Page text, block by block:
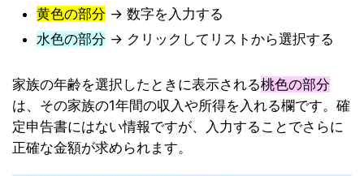
黄色の部分 → 数字を入力する
水色の部分 → クリックしてリストから選択する
家族の年齢を選択したときに表示される桃色の部分
は、その家族の1年間の収入や所得を入れる欄です。確
定申告書にはない情報ですが、入力することでさらに
正確な金額が求められます。